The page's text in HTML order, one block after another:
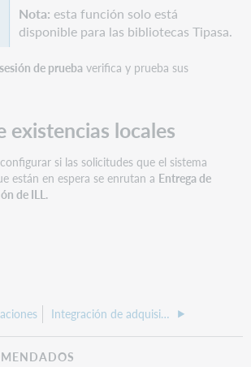
Nota: esta función solo está
disponible para las bibliotecas Tipasa.
de prueba verifica y prueba sus
existencias locales
si las solicitudes que el sistema
están en espera se enrutan a Entrega de
de ILL.
Integración de adquisiciones de WMS